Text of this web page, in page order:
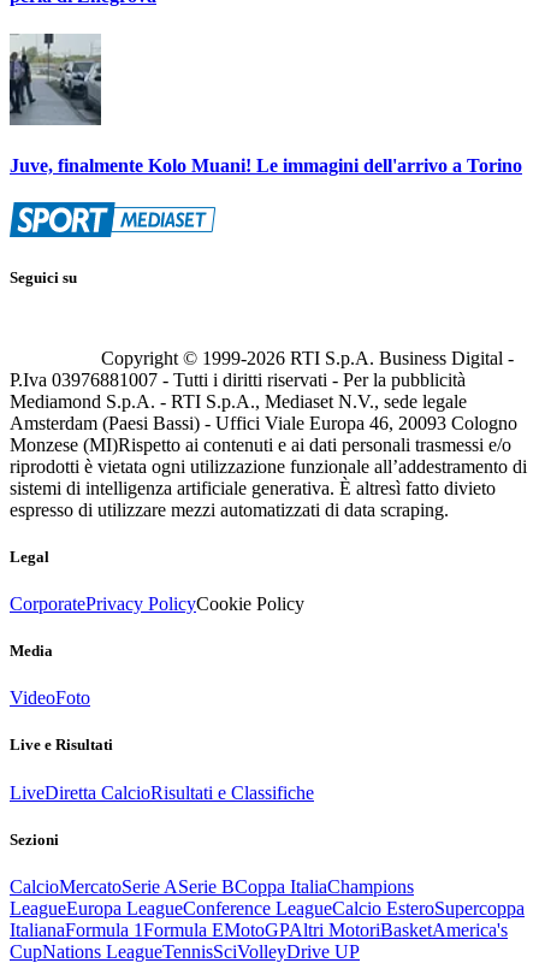
Juve, finalmente Kolo Muani! Le immagini dell'arrivo a Torino
Seguici su
Copyright © 1999-2026 RTI S.p.A. Business Digital -
P.Iva 03976881007 - Tutti i diritti riservati - Per la pubblicità
Mediamond S.p.A. - RTI S.p.A., Mediaset N.V., sede legale
Amsterdam (Paesi Bassi) - Uffici Viale Europa 46, 20093 Cologno
Monzese (MI)Rispetto ai contenuti e ai dati personali trasmessi e/o
riprodotti è vietata ogni utilizzazione funzionale all’addestramento di
sistemi di intelligenza artificiale generativa. È altresì fatto divieto
espresso di utilizzare mezzi automatizzati di data scraping.
Legal
CorporatePrivacy PolicyCookie Policy
Media
VideoFoto
Live e Risultati
LiveDiretta CalcioRisultati e Classifiche
Sezioni
CalcioMercatoSerie ASerie BCoppa ItaliaChampions
LeagueEuropa LeagueConference LeagueCalcio EsteroSupercoppa
ItalianaFormula 1Formula EMotoGPAltri MotoriBasketAmerica's
CupNations LeagueTennisSciVolleyDrive UP